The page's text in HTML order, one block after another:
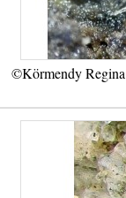
©Körmendy Regina